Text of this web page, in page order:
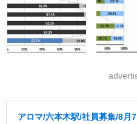
アロマ/六本木駅/社員募集/8月